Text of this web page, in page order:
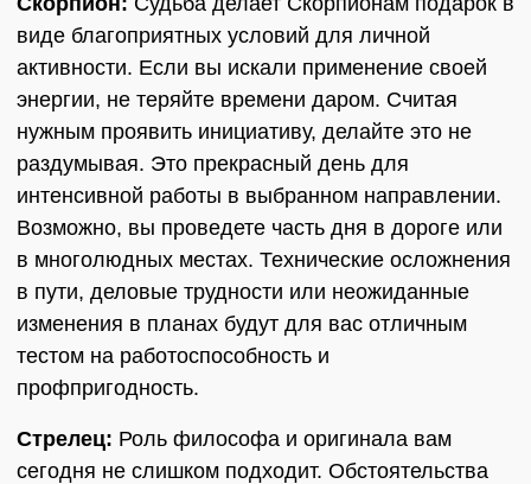
виде благоприятных условий для личной
активности. Если вы искали применение своей
энергии, не теряйте времени даром. Считая
нужным проявить инициативу, делайте это не
раздумывая. Это прекрасный день для
интенсивной работы в выбранном направлении.
Возможно, вы проведете часть дня в дороге или
в многолюдных местах. Технические осложнения
в пути, деловые трудности или неожиданные
изменения в планах будут для вас отличным
тестом на работоспособность и
профпригодность.
Стрелец: Роль философа и оригинала вам
сегодня не слишком подходит. Обстоятельства